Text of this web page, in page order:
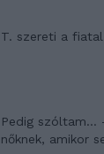
T. szereti a
Pedig szóltam…
nőknek, amikor